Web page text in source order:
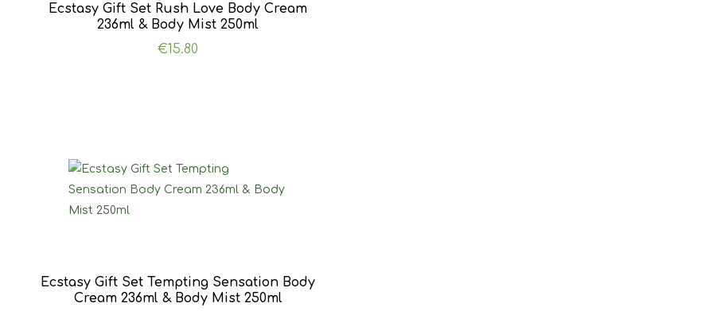
Ecstasy Gift Set Rush Love Body Cream
236ml & Body Mist 250ml
€15.80
Ecstasy Gift Set Tempting Sensation Body
Cream 236ml & Body Mist 250ml